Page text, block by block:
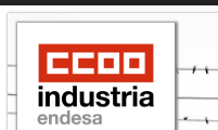
Pasar
contenido
principal